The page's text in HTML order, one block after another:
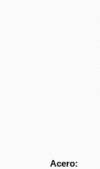
Acero: